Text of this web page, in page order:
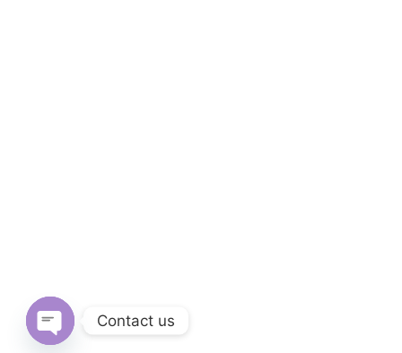
Contact us